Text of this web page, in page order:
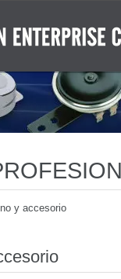
y accesorio